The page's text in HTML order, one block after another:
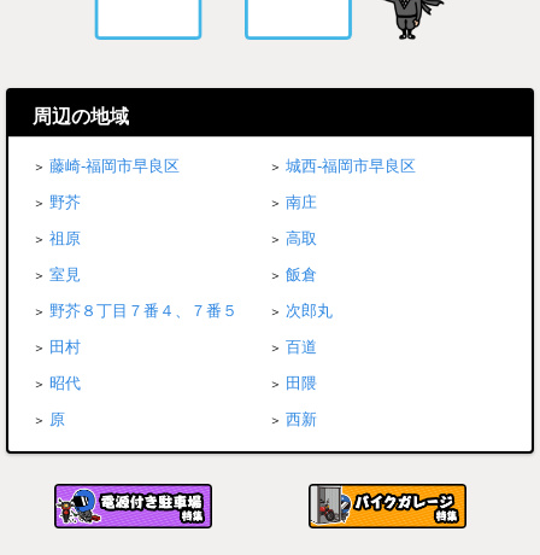
周辺の地域
藤崎-福岡市早良区
城西-福岡市早良区
野芥
南庄
祖原
高取
室見
飯倉
野芥８丁目７番４、７番５
次郎丸
田村
百道
昭代
田隈
原
西新